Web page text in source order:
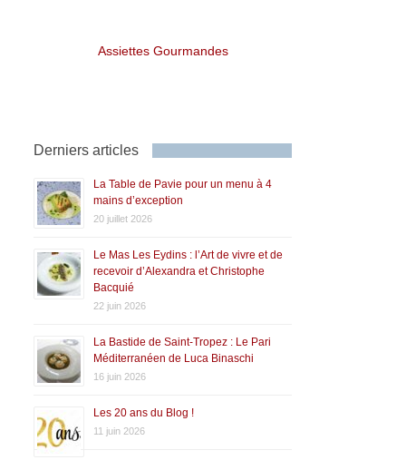
Assiettes Gourmandes
Derniers articles
La Table de Pavie pour un menu à 4
mains d’exception
20 juillet 2026
Le Mas Les Eydins : l’Art de vivre et de
recevoir d’Alexandra et Christophe
Bacquié
22 juin 2026
La Bastide de Saint-Tropez : Le Pari
Méditerranéen de Luca Binaschi
16 juin 2026
Les 20 ans du Blog !
11 juin 2026